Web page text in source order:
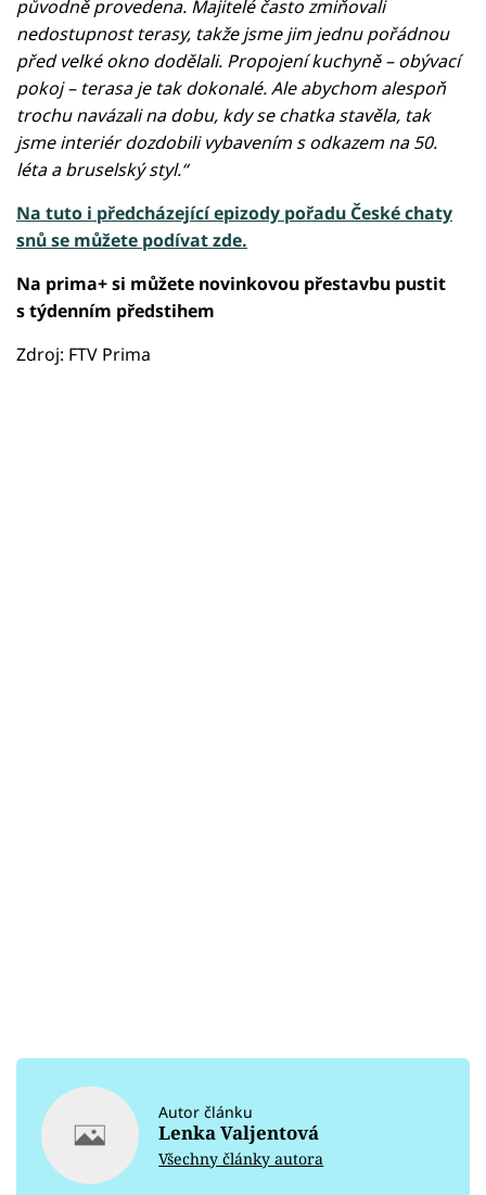
původně provedena. Majitelé často zmiňovali
nedostupnost terasy, takže jsme jim jednu pořádnou
před velké okno dodělali. Propojení kuchyně – obývací
pokoj – terasa je tak dokonalé. Ale abychom alespoň
trochu navázali na dobu, kdy se chatka stavěla, tak
jsme interiér dozdobili vybavením s odkazem na 50.
léta a bruselský styl.“
Na tuto i předcházející epizody pořadu České chaty
snů se můžete podívat zde.
Na prima+ si můžete novinkovou přestavbu pustit
s týdenním předstihem
Zdroj: FTV Prima
Autor článku
Lenka Valjentová
Všechny články autora